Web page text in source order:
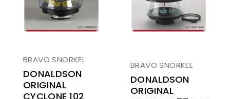
BRAVO SNORKEL
DONALDSON
ORIGINAL
CYCLONE 102
BRAVO SNORKEL
DONALDSON
ORIGINAL